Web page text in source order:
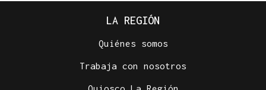
LA REGIÓN
Quiénes somos
Trabaja con nosotros